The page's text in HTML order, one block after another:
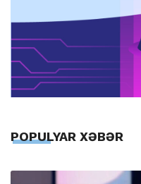
POPULYAR XƏBƏR